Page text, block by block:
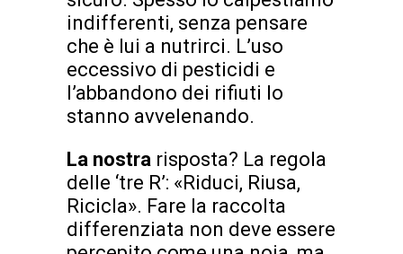
indifferenti, senza pensare
che è lui a nutrirci. L’uso
eccessivo di pesticidi e
l’abbandono dei rifiuti lo
stanno avvelenando.
La nostra risposta? La regola
delle ‘tre R’: «Riduci, Riusa,
Ricicla». Fare la raccolta
differenziata non deve essere